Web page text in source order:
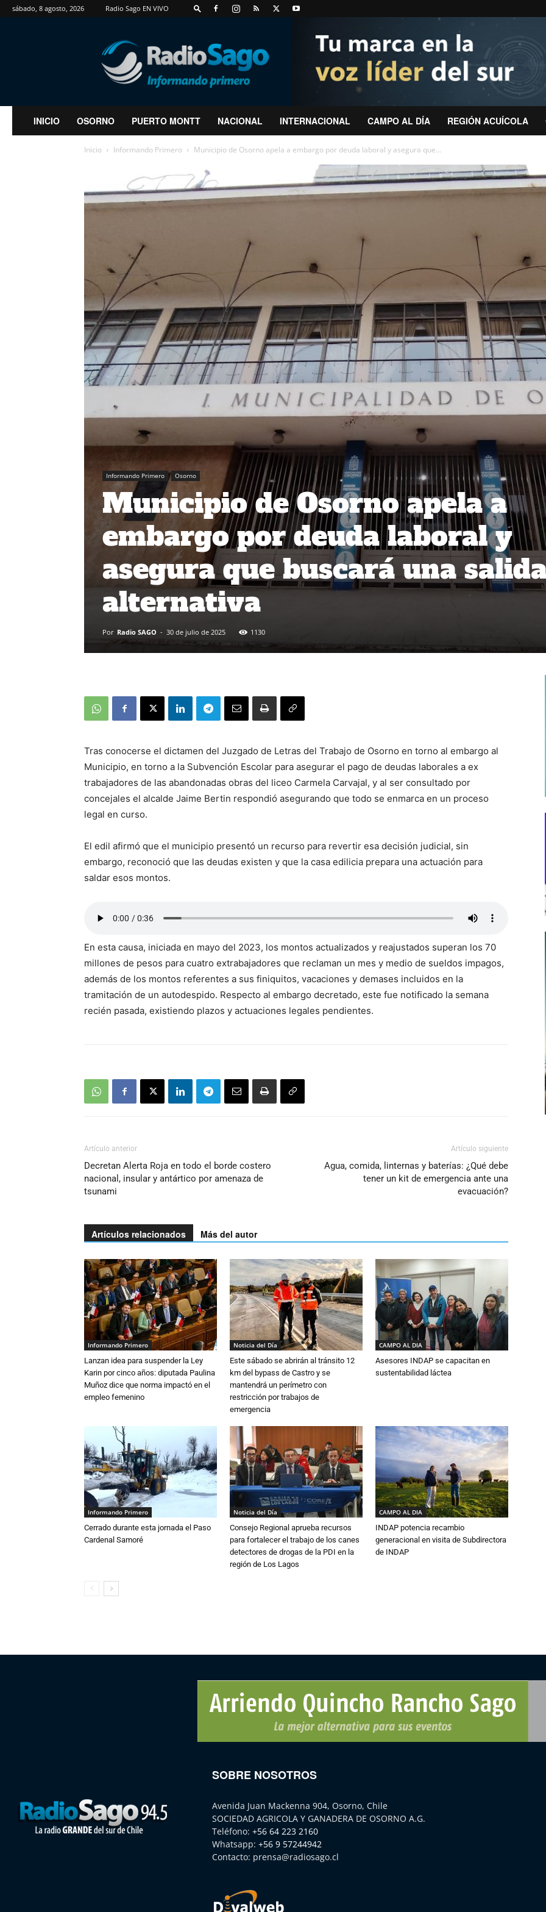
sábado, 8 agosto, 2026 Radio Sago EN VIVO
RadioSago
INICIO OSORNO PUERTO MONTT NACIONAL INTERNACIONAL CAMPO AL DÍA REGIÓN ACUÍCOLA
Inicio Informando Primero Municipio de Osorno apela a embargo por deuda laboral y asegura que...
Informando Primero Osorno
Municipio de Osorno apela a
embargo por deuda laboral y
asegura que buscará una
alternativa
Por Radio SAGO - 30 de julio de 2025 1130
Tras conocerse el dictamen del Juzgado de Letras del Trabajo de Osorno en torno al embargo al
Municipio, en torno a la Subvención Escolar para asegurar el pago de deudas laborales a ex
trabajadores de las abandonadas obras del liceo Carmela Carvajal, y al ser consultado por
concejales el alcalde Jaime Bertin respondió asegurando que todo se enmarca en un proceso
legal en curso.
El edil afirmó que el municipio presentó un recurso para revertir esa decisión judicial, sin
embargo, reconoció que las deudas existen y que la casa edilicia prepara una actuación para
saldar esos montos.
En esta causa, iniciada en mayo del 2023, los montos actualizados y reajustados superan los 70
millones de pesos para cuatro extrabajadores que reclaman un mes y medio de sueldos impagos,
además de los montos referentes a sus finiquitos, vacaciones y demases incluidos en la
tramitación de un autodespido. Respecto al embargo decretado, este fue notificado la semana
recién pasada, existiendo plazos y actuaciones legales pendientes.
Artículo anterior
Decretan Alerta Roja en todo el borde costero
nacional, insular y antártico por amenaza de
tsunami
Artículo siguiente
Agua, comida, linternas y baterías: ¿Qué debe
tener un kit de emergencia ante una
evacuación?
Artículos relacionados Más del autor
Informando Primero
Lanzan idea para suspender la Ley
Karin por cinco años: diputada Paulina
Muñoz dice que norma impactó en el
empleo femenino
Noticia del Día
Este sábado se abrirán al tránsito 12
km del bypass de Castro y se
mantendrá un perímetro con
restricción por trabajos de
emergencia
CAMPO AL DIA
Asesores INDAP se capacitan en
sustentabilidad láctea
Informando Primero
Cerrado durante esta jornada el Paso
Cardenal Samoré
Noticia del Día
Consejo Regional aprueba recursos
para fortalecer el trabajo de los canes
detectores de drogas de la PDI en la
región de Los Lagos
CAMPO AL DIA
INDAP potencia recambio
generacional en visita de Subdirectora
de INDAP
SOBRE NOSOTROS
Avenida Juan Mackenna 904, Osorno, Chile
SOCIEDAD AGRICOLA Y GANADERA DE OSORNO A.G.
Teléfono: +56 64 223 2160
Whatsapp: +56 9 57244942
Contacto: prensa@radiosago.cl